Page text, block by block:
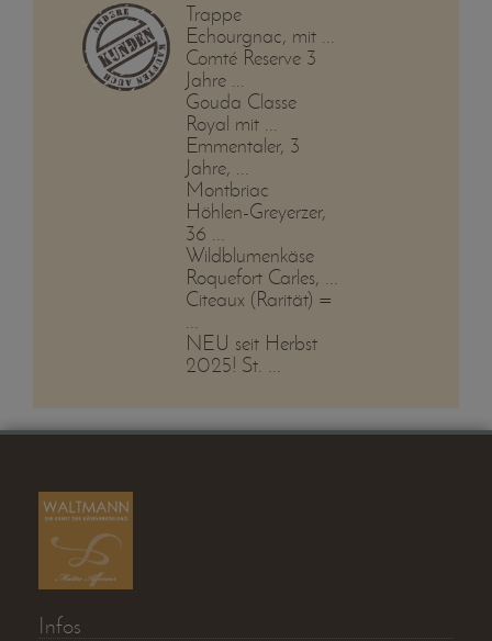
Trappe
Echourgnac, mit ...
Comté Reserve 3
Jahre ...
Gouda Classe
Royal mit ...
Emmentaler, 3
Jahre, ...
Montbriac
Höhlen-Greyerzer,
36 ...
Wildblumenkäse
Roquefort Carles, ...
Citeaux (Rarität) =
...
NEU seit Herbst
2025! St. ...
Infos